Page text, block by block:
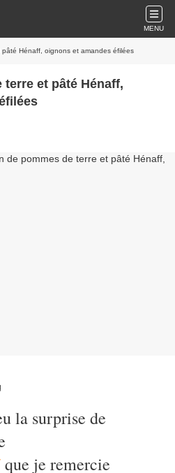
MENU
Hénaff, oignons et amandes éfilées
et pâté Hénaff,
la surprise de
que je remercie